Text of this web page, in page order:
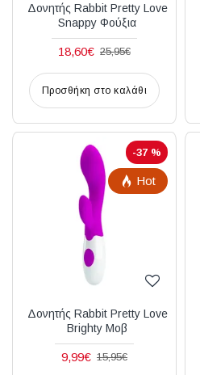
Δονητής Rabbit Pretty Love
Snappy Φούξια
18,60€ 25,95€
Προσθήκη στο καλάθι
Hot
-37 %
Δονητής Rabbit Pretty Love
Brighty Μοβ
9,99€ 15,95€